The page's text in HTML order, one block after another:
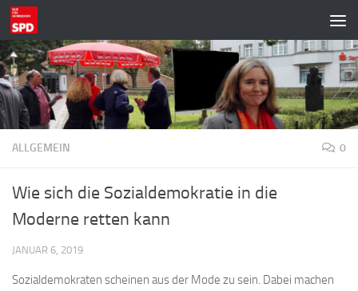
Zum Inhalt springen
ALLGEMEIN 0
Wie sich die Sozialdemokratie in die
Moderne retten kann
JANUAR 6, 2019
Sozialdemokraten scheinen aus der Mode zu sein. Dabei machen